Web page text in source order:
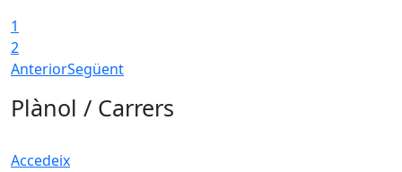
1
2
AnteriorSegüent
Plànol / Carrers
Accedeix